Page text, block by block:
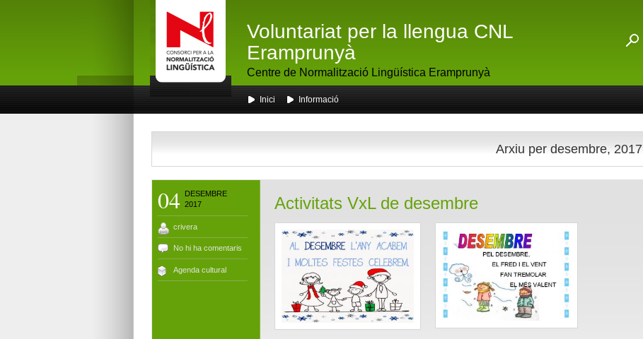
Voluntariat per la llengua CNL
Eramprunyà
Centre de Normalització Lingüística Eramprunyà
Inici Informació
Arxiu per desembre, 2017
04
DESEMBRE
2017
crivera
No hi ha comentaris
Agenda cultural
Activitats VxL de desembre